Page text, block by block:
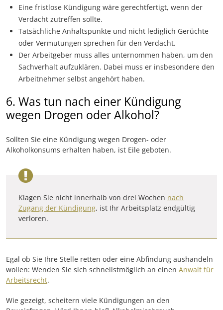
Eine fristlose Kündigung wäre gerechtfertigt, wenn der
Verdacht zutreffen sollte.
Tatsächliche Anhaltspunkte und nicht lediglich Gerüchte
oder Vermutungen sprechen für den Verdacht.
Der Arbeitgeber muss alles unternommen haben, um den
Sachverhalt aufzuklären. Dabei muss er insbesondere den
Arbeitnehmer selbst angehört haben.
6. Was tun nach einer Kündigung
wegen Drogen oder Alkohol?
Sollten Sie eine Kündigung wegen Drogen- oder
Alkoholkonsums erhalten haben, ist Eile geboten.
Klagen Sie nicht innerhalb von drei Wochen nach
Zugang der Kündigung, ist Ihr Arbeitsplatz endgültig
verloren.
Egal ob Sie Ihre Stelle retten oder eine Abfindung aushandeln
wollen: Wenden Sie sich schnellstmöglich an einen Anwalt für
Arbeitsrecht.
Wie gezeigt, scheitern viele Kündigungen an den